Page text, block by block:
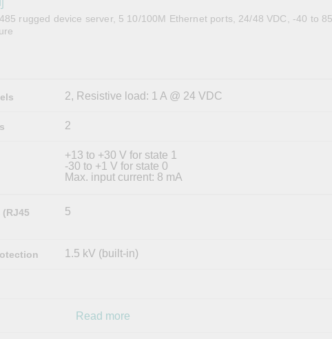
rugged device server, 5 10/100M Ethernet ports, 24/48 VDC, -40 to
2, Resistive load: 1 A @ 24 VDC
2
+13 to +30 V for state 1
-30 to +1 V for state 0
Max. input current: 8 mA
5
1.5 kV (built-in)
Read more